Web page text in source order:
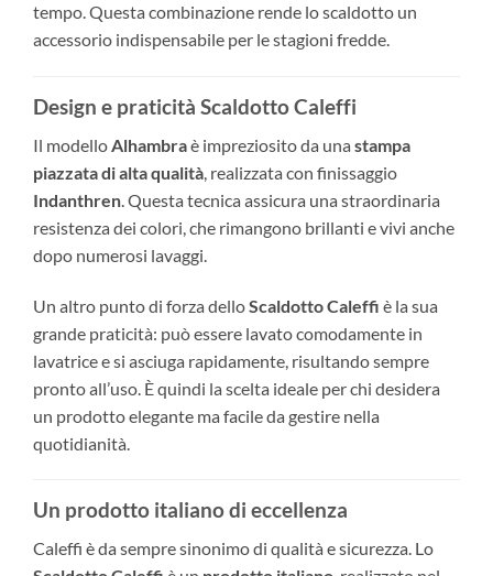
tempo. Questa combinazione rende lo scaldotto un
accessorio indispensabile per le stagioni fredde.
Design e praticità Scaldotto Caleffi
Il modelloAlhambraè impreziosito da una stampa
piazzata di alta qualità, realizzata con finissaggio
Indanthren. Questa tecnica assicura una straordinaria
resistenza dei colori, che rimangono brillanti e vivi anche
dopo numerosi lavaggi.
Un altro punto di forza delloScaldotto Caleffi è la sua
grande praticità: può essere lavato comodamente in
lavatrice e si asciuga rapidamente, risultando sempre
pronto all’uso. È quindi la scelta ideale per chi desidera
un prodotto elegante ma facile da gestire nella
quotidianità.
Un prodotto italiano di eccellenza
Caleffi è da sempre sinonimo di qualità e sicurezza. Lo